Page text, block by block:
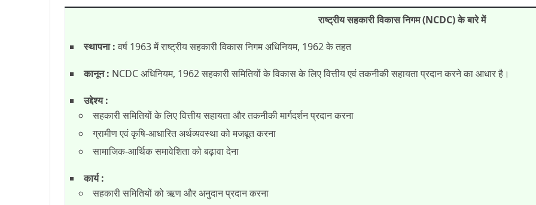
राष्ट्रीय सहकारी विकास निगम (NCDC) के बारे में
स्थापना : वर्ष 1963 में राष्ट्रीय सहकारी विकास निगम अधिनियम, 1962 के तहत
कानून : NCDC अधिनियम, 1962 सहकारी समितियों के विकास के लिए वित्तीय एवं तकनीकी सहायता प्रदान करने का आधार है।
उद्देश्य :
सहकारी समितियों के लिए वित्तीय सहायता और तकनीकी मार्गदर्शन प्रदान करना
ग्रामीण एवं कृषि-आधारित अर्थव्यवस्था को मजबूत करना
सामाजिक-आर्थिक समावेशिता को बढ़ावा देना
कार्य :
सहकारी समितियों को ऋण और अनुदान प्रदान करना